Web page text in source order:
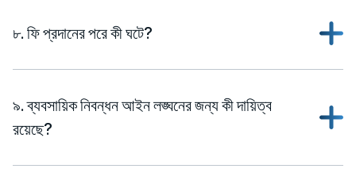
৮. ফি প্রদানের পরে কী ঘটে?
৯. ব্যবসায়িক নিবন্ধন আইন লঙ্ঘনের জন্য কী দায়িত্ব
রয়েছে?